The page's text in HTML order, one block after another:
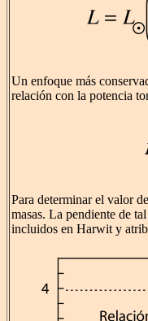
Un enfoque más
relación con la potencia
Para determinar el valor
masas. La pendiente de
incluidos en Harwit y